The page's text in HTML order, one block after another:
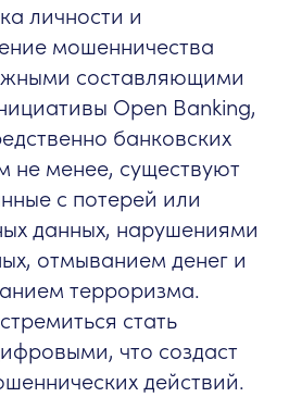
личности и
мошенничества
составляющими
Open Banking,
банковских
не менее, существуют
с потерей или
данных, нарушениями
отмыванием денег и
терроризма.
стать
что создаст
действий.